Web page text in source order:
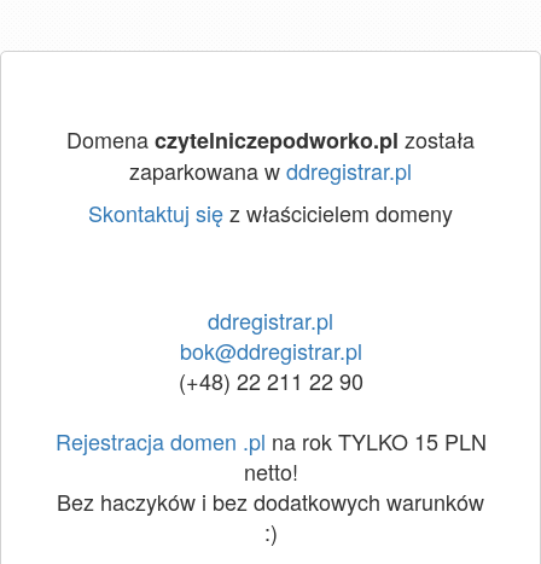
Domenaczytelniczepodworko.pl została
zaparkowana wddregistrar.pl
Skontaktuj sięz właścicielem domeny
ddregistrar.pl
bok@ddregistrar.pl
(+48) 22 211 22 90
Rejestracja domen .pl na rok TYLKO 15 PLN
netto!
Bez haczyków i bez dodatkowych warunków
:)